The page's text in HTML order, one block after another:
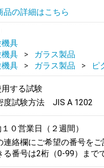
品の詳細はこちら
具
具
ガラス製品
具
ガラス製品 ピ
する試験
度試験方法 JIS A 1202
０営業日（２週間）
連絡欄にご希望の番号をご
る番号は2桁（0-99）まで